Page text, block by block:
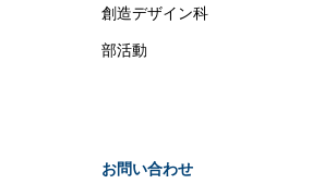
創造デザイン科
部活動
お問い合わせ